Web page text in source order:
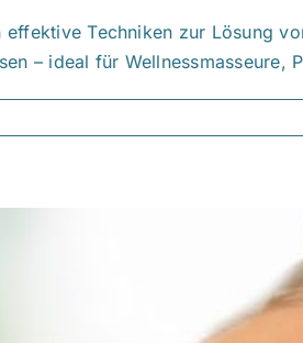
Techniken zur Lösung
– ideal für Wellnessmasseure,